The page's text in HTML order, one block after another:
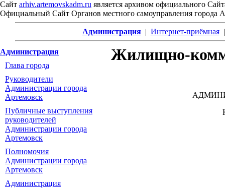
Сайт arhiv.artemovskadm.ru является архивом официального
Официальный Сайт Органов местного самоуправления города
Администрация| Интернет-приёмная
Администрация
Глава города
Руководители
Администрации города
Артемовск
Публичные выступления
руководителей
Администрации города
Артемовск
Полномочия
Администрации города
Артемовск
Администрация
Жилищно-